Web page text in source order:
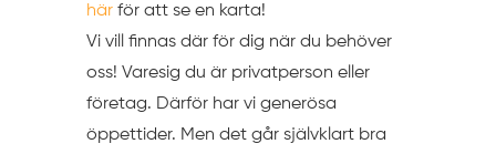
härför att se en karta!
Vi vill finnas där för dig när du behöver
oss! Varesig du är privatperson eller
företag. Därför har vi generösa
öppettider. Men det går självklart bra